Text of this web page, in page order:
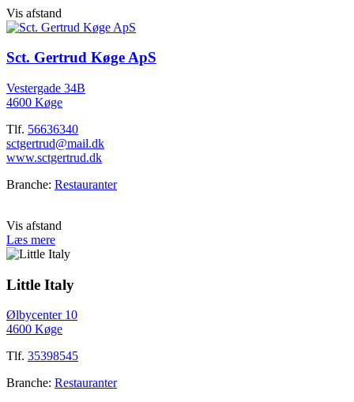
Vis afstand
Sct. Gertrud Køge ApS
Vestergade 34B
4600 Køge
Tlf. 56636340
sctgertrud@mail.dk
www.sctgertrud.dk
Branche: Restauranter
Vis afstand
Læs mere
Little Italy
Ølbycenter 10
4600 Køge
Tlf. 35398545
Branche: Restauranter